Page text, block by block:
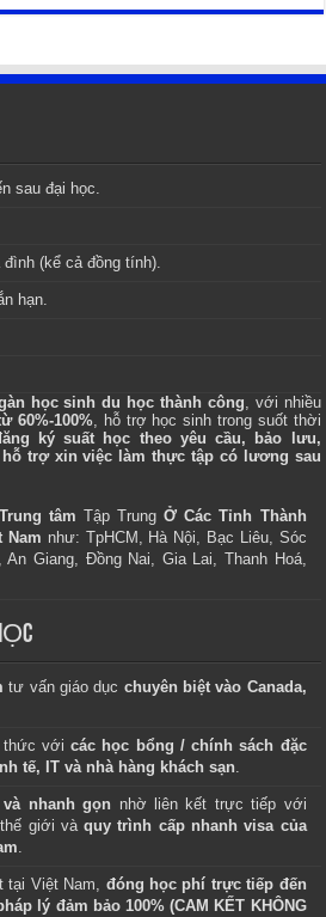
sau đại học.
(kể cả đồng tính).
hạn.
học sinh du học thành công, với nhiều
60%-100%, hỗ trợ học sinh trong suốt thời
ký suất học theo yêu cầu, bảo lưu,
trợ xin việc làm thực tập có lương sau
tâm Tập TrungỞ Các Tỉnh Thành
Nam như: TpHCM, Hà Nội, Bạc Liêu, Sóc
An Giang, Đồng Nai, Gia Lai, Thanh Hoá,
tư vấn giáo dục chuyên biệt vào Canada,
thức vớicác học bổng / chính sách đặc
tế, IT và nhà hàng khách sạn.
nhanh gọn nhờ liên kết trực tiếp với
thế giới vàquy trình cấp nhanh visa của
.
tại Việt Nam, đóng học phí trực tiếp đến
lý đảm bảo 100% (CAM KẾT KHÔNG